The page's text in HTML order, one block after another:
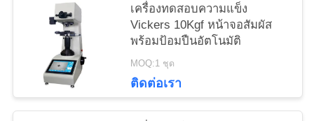
เครื่องทดสอบความแข็ง
Vickers 10Kgf หน้าจอสัมผัส
พร้อมป้อมปืนอัตโนมัติ
MOQ:1 ชุด
ติดต่อเรา